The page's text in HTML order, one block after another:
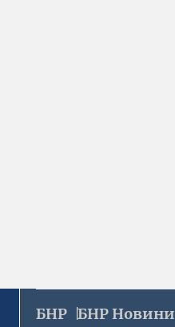
БНР БНР Новини